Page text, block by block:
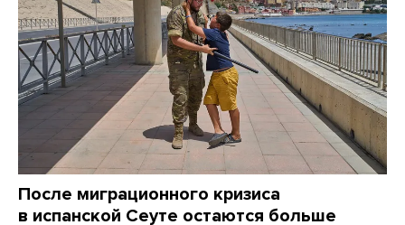
После миграционного кризиса
в испанской Сеуте остаются больше